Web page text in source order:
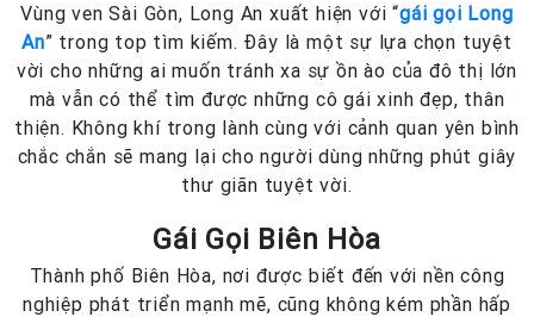
Vùng ven Sài Gòn, Long An xuất hiện với “gái gọi Long
An” trong top tìm kiếm. Đây là một sự lựa chọn tuyệt
vời cho những ai muốn tránh xa sự ồn ào của đô thị lớn
mà vẫn có thể tìm được những cô gái xinh đẹp, thân
thiện. Không khí trong lành cùng với cảnh quan yên bình
chắc chắn sẽ mang lại cho người dùng những phút giây
thư giãn tuyệt vời.
Gái Gọi Biên Hòa
Thành phố Biên Hòa, nơi được biết đến với nền công
nghiệp phát triển mạnh mẽ, cũng không kém phần hấp